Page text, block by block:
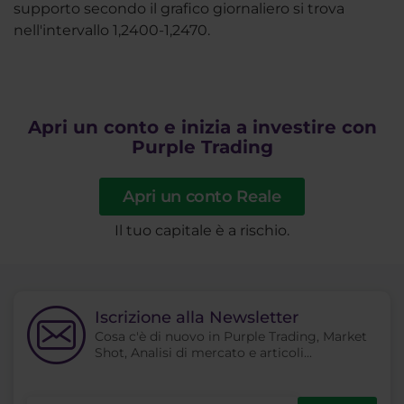
supporto secondo il grafico giornaliero si trova
nell'intervallo 1,2400-1,2470.
Apri un conto e inizia a investire con
Purple Trading
Apri un conto Reale
Il tuo capitale è a rischio.
Iscrizione alla Newsletter
Cosa c'è di nuovo in Purple Trading, Market
Shot, Analisi di mercato e articoli...